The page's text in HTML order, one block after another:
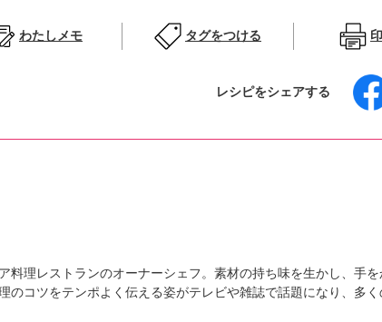
わたしメモ タグをつける
レシピをシェアする
料理レストランのオーナーシェフ。素材の持ち味を生かし、手
のコツをテンポよく伝える姿がテレビや雑誌で話題になり、多